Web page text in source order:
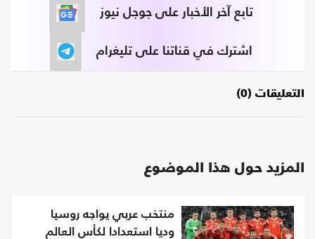
تابع آخر الأخبار على جوجل نيوز
اشترك في قناتنا على تليغرام
التعليقات (0)
المزيد حول هذا الموضوع
منتخب عربي يواجه روسيا
وديا استعدادا لكأس العالم